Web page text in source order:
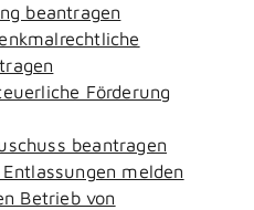
beantragen
Förderung
beantragen
melden
Betrieb von